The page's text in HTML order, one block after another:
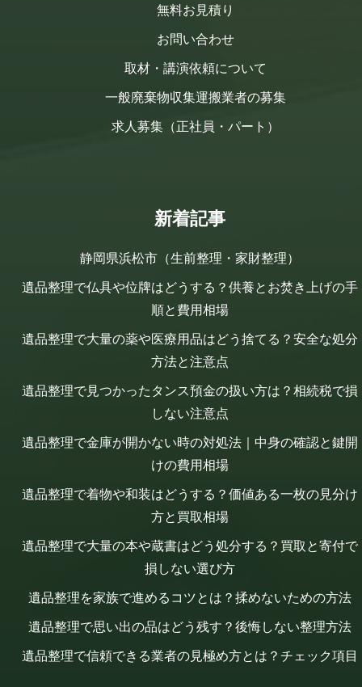
無料お見積り
お問い合わせ
取材・講演依頼について
一般廃棄物収集運搬業者の募集
求人募集（正社員・パート）
新着記事
静岡県浜松市（生前整理・家財整理）
遺品整理で仏具や位牌はどうする？供養とお焚き上げの手
順と費用相場
遺品整理で大量の薬や医療用品はどう捨てる？安全な処分
方法と注意点
遺品整理で見つかったタンス預金の扱い方は？相続税で損
しない注意点
遺品整理で金庫が開かない時の対処法｜中身の確認と鍵開
けの費用相場
遺品整理で着物や和装はどうする？価値ある一枚の見分け
方と買取相場
遺品整理で大量の本や蔵書はどう処分する？買取と寄付で
損しない選び方
遺品整理を家族で進めるコツとは？揉めないための方法
遺品整理で思い出の品はどう残す？後悔しない整理方法
遺品整理で信頼できる業者の見極め方とは？チェック項目